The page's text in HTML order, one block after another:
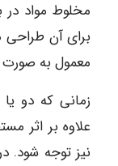
مخلوط مواد در
برای آن
معمول به
زمانی که دو
علاوه بر اثر
نیز توجه شود.